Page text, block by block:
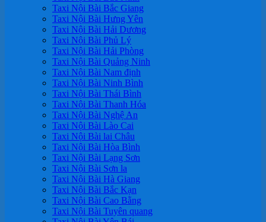
Taxi Nội Bài Bắc Giang
Taxi Nội Bài Hưng Yên
Taxi Nội Bài Hải Dương
Taxi Nội Bài Phủ Lý
Taxi Nội Bài Hải Phòng
Taxi Nội Bài Quảng Ninh
Taxi Nội Bài Nam định
Taxi Nội Bài Ninh Bình
Taxi Nội Bài Thái Bình
Taxi Nội Bài Thanh Hóa
Taxi Nội Bài Nghệ An
Taxi Nội Bài Lào Cai
Taxi Nội Bài lai Châu
Taxi Nội Bài Hòa Bình
Taxi Nội Bài Lạng Sơn
Taxi Nội Bài Sơn la
Taxi Nội Bài Hà Giang
Taxi Nội Bài Bắc Kạn
Taxi Nội Bài Cao Bằng
Taxi Nội Bài Tuyên quang